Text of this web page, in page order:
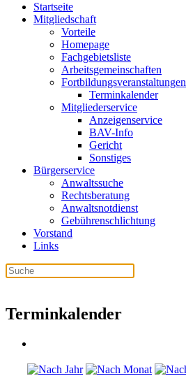
Startseite
Mitgliedschaft
Vorteile
Homepage
Fachgebietsliste
Arbeitsgemeinschaften
Fortbildungsveranstaltungen
Terminkalender
Mitgliederservice
Anzeigenservice
BAV-Info
Gericht
Sonstiges
Bürgerservice
Anwaltssuche
Rechtsberatung
Anwaltsnotdienst
Gebührenschlichtung
Vorstand
Links
Terminkalender